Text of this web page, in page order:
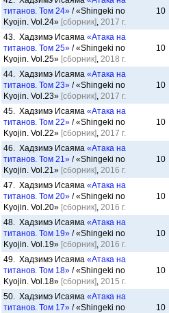
титанов. Том 24» / «Shingeki no
Kyojin. Vol.24» [сборник], 2017 г.
10
43. Хадзимэ Исаяма «Атака на
титанов. Том 25» / «Shingeki no
Kyojin. Vol.25» [сборник], 2018 г.
10
44. Хадзимэ Исаяма «Атака на
титанов. Том 23» / «Shingeki no
Kyojin. Vol.23» [сборник], 2017 г.
10
45. Хадзимэ Исаяма «Атака на
титанов. Том 22» / «Shingeki no
Kyojin. Vol.22» [сборник], 2017 г.
10
46. Хадзимэ Исаяма «Атака на
титанов. Том 21» / «Shingeki no
Kyojin. Vol.21» [сборник], 2016 г.
10
47. Хадзимэ Исаяма «Атака на
титанов. Том 20» / «Shingeki no
Kyojin. Vol.20» [сборник], 2016 г.
10
48. Хадзимэ Исаяма «Атака на
титанов. Том 19» / «Shingeki no
Kyojin. Vol.19» [сборник], 2016 г.
10
49. Хадзимэ Исаяма «Атака на
титанов. Том 18» / «Shingeki no
Kyojin. Vol.18» [сборник], 2015 г.
10
50. Хадзимэ Исаяма «Атака на
титанов. Том 17» / «Shingeki no
10